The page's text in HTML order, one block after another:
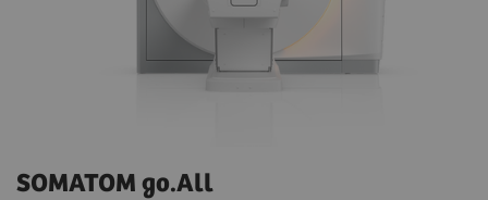
SOMATOM go.All